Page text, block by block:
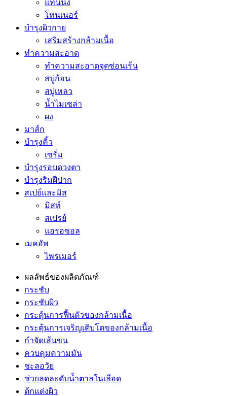
แทนนิ่ง
โทนเนอร์
บำรุงผิวกาย
เสริมสร้างกล้ามเนื้อ
ทำความสะอาด
ทำความสะอาดจุดซ่อนเร้น
สบู่ก้อน
สบู่เหลว
น้ำไมเซล่า
ผง
มาส์ก
บำรุงคิ้ว
เซรั่ม
บำรุงรอบดวงตา
บำรุงริมฝีปาก
สเปย์และมิส
มิสท์
สเปรย์
แอรอซอล
เมคอัพ
ไพรเมอร์
ผลลัพธ์ของผลิตภัณฑ์
กระชับ
กระชับผิว
กระตุ้นการฟื้นตัวของกล้ามเนื้อ
กระตุ้นการเจริญเติบโตของกล้ามเนื้อ
กำจัดเส้นขน
ควบคุมความมัน
ชะลอวัย
ช่วยลดละดับน้ำตาลในเลือด
ต้กแต่งผิว